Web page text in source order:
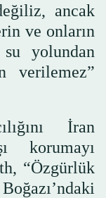
ancak
ve onların
su yolundan
verilemez”
İran
korumayı
“Özgürlük